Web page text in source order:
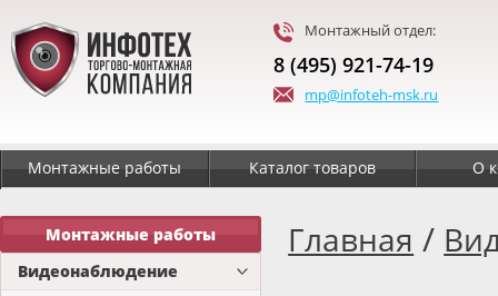
Монтажный отдел:
8 (495) 921-74-19
mp@infoteh-msk.ru
Монтажные работы Каталог товаров О
Монтажные работы
Видеонаблюдение
Главная /